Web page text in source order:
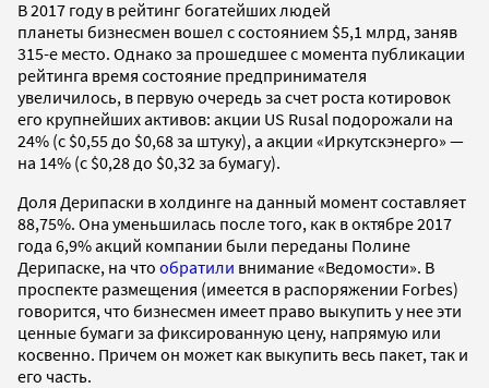
В 2017 году в рейтинг богатейших людей
планеты бизнесмен вошел с состоянием $5,1 млрд, заняв
315-е место. Однако за прошедшее с момента публикации
рейтинга время состояние предпринимателя
увеличилось, в первую очередь за счет роста котировок
его крупнейших активов: акции US Rusal подорожали на
24% (c $0,55 до $0,68 за штуку), а акции «Иркутскэнерго» —
на 14% (с $0,28 до $0,32 за бумагу).
Доля Дерипаски в холдинге на данный момент составляет
88,75%. Она уменьшилась после того, как в октябре 2017
года 6,9% акций компании были переданы Полине
Дерипаске, на что обратили внимание «Ведомости». В
проспекте размещения (имеется в распоряжении Forbes)
говорится, что бизнесмен имеет право выкупить у нее эти
ценные бумаги за фиксированную цену, напрямую или
косвенно. Причем он может как выкупить весь пакет, так и
его часть.